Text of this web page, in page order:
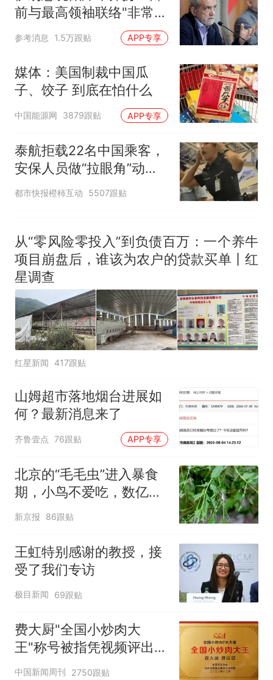
来源：参考消息）
笔试第一被第二名传话劝弃考
官方通报
制裁瓜子饺子，美国怕什
前与最高领袖联络"非常困
难"
参考消息 1.5万跟贴 APP专享
媒体：美国制裁中国瓜
子、饺子 到底在怕什么
中国能源网 3879跟贴 APP专享
泰航拒载22名中国乘客，
安保人员做“拉眼角”动
作，泰国机场最新回应：
改签但没兑现
都市快报橙柿互动 5507跟贴
从“零风险零投入”到负债百万：一个养牛
项目崩盘后，谁该为农户的贷款买单丨红
星调查
红星新闻 417跟贴
山姆超市落地烟台进展如
何？最新消息来了
齐鲁壹点 76跟贴 APP专享
北京的“毛毛虫”进入暴食
期，小鸟不爱吃，数亿头
小蜂迎战
新京报 86跟贴
王虹特别感谢的教授，接
受了我们专访
极目新闻 69跟贴
费大厨"全国小炒肉大
王"称号被指凭视频评出
官方回应
中国新闻周刊 2750跟贴